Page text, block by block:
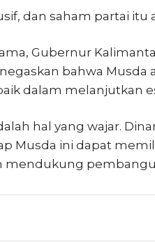
dan saham partai itu
Gubernur
bahwa
dalam melanjutkan
hal yang wajar.
Musda ini dapat
mendukung